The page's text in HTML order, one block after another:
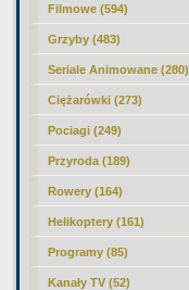
Filmowe (594)
Grzyby (483)
Seriale Animowane (280)
Ciężarówki (273)
Pociagi (249)
Przyroda (189)
Rowery (164)
Helikoptery (161)
Programy (85)
Kanały TV (52)